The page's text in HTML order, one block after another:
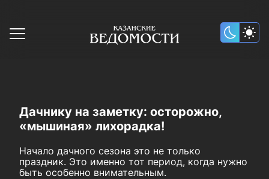
Дачнику на заметку: осторожно,
«мышиная» лихорадка!
Начало дачного сезона это не только
праздник. Это именно тот период, когда нужно
быть особенно внимательным.